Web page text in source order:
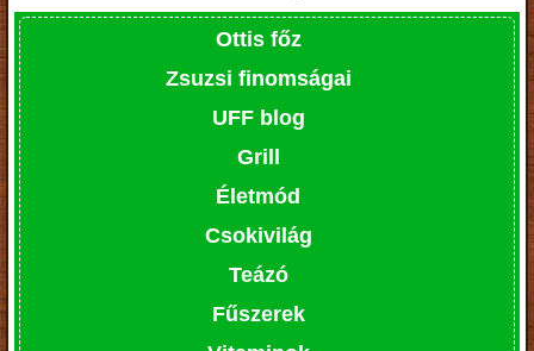
Ottis főz
Zsuzsi finomságai
UFF blog
Grill
Életmód
Csokivilág
Teázó
Fűszerek